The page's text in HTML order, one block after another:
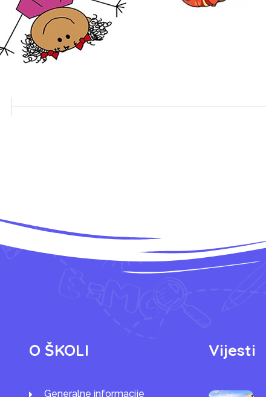
O ŠKOLI
Generalne informacije
Vijesti